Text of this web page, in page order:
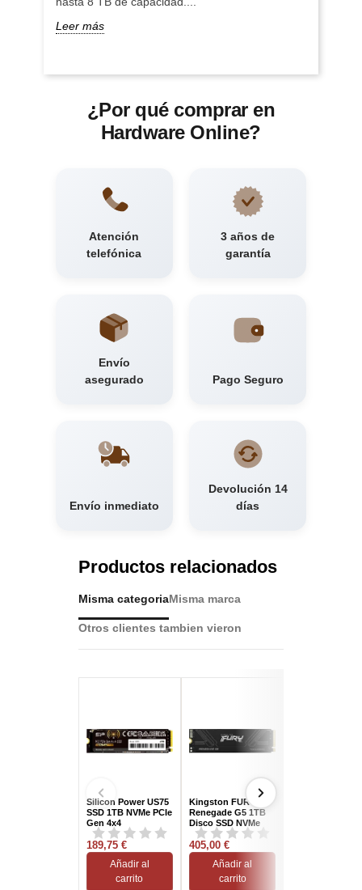
Leer más
¿Por qué comprar en
Hardware Online?
Atención
telefónica
3 años de
garantía
Envío
asegurado
Pago Seguro
Envío inmediato
Devolución 14
días
Productos relacionados
Misma categoriaMisma marca
Otros clientes tambien vieron
Silicon Power US75
SSD 1TB NVMe PCIe
Gen 4x4
189,75 €
Añadir al
carrito
Kingston FURY
Renegade G5 1TB
Disco SSD NVMe
PCIe 5.0 M.2 Gen5
3D TLC
405,00 €
Añadir al
carrito